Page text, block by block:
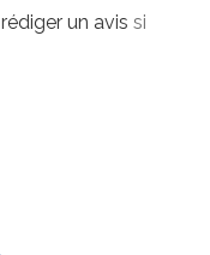
rédiger un avis si